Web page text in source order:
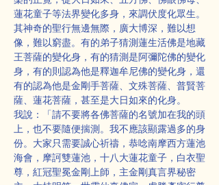
蓮花童子等法界變化多身，來調伏度化眾生。
其神奇的聖行無邊無際，廣大博深，難以想
像，難以窮盡。有的弟子猜測蓮生活佛是地藏
王菩薩的變化身，有的猜測是阿彌陀佛的變化
身，有的則認為他是釋迦牟尼佛的變化身，還
有的認為他是金剛手菩薩、文殊菩薩、普賢菩
薩、蓮花菩薩，甚至是大日如來的化身。
我說：「請不要將各佛菩薩的名號加在我的頭
上，也不要隨便揣測。我不應該顯露過多的身
份。大家只需要誠心祈禱，恭唸南摩西方蓮池
海會，摩訶雙蓮池，十八大蓮花童子，白衣聖
尊，紅冠聖冕金剛上師，主金剛真言界秘密